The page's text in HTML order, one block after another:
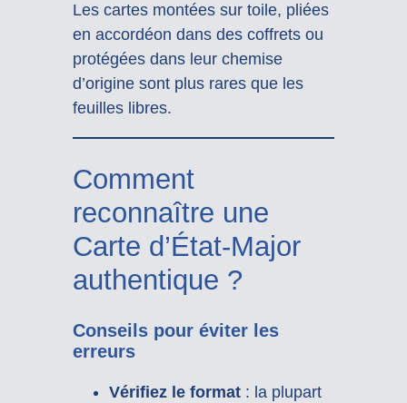
Les cartes montées sur toile, pliées
en accordéon dans des coffrets ou
protégées dans leur chemise
d’origine sont plus rares que les
feuilles libres.
Comment
reconnaître une
Carte d’État-Major
authentique ?
Conseils pour éviter les
erreurs
Vérifiez le format: la plupart